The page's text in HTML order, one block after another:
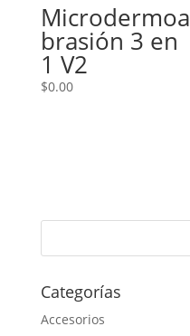
Microdermoa
brasión 3 en
1 V2
$0.00
Categorías
Accesorios